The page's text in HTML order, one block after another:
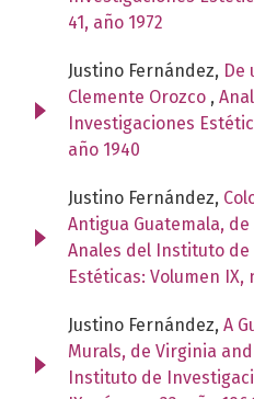
41, año 1972
Justino Fernández, De
Clemente Orozco ,
Investigaciones
año 1940
Justino Fernández,
Antigua Guatemala,
Anales del Instituto
Estéticas: Volumen IX,
Justino Fernández, A
Murals, de Virginia
Instituto de